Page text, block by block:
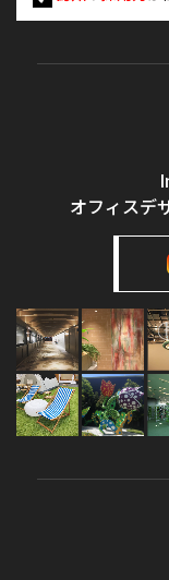
オフィスデ